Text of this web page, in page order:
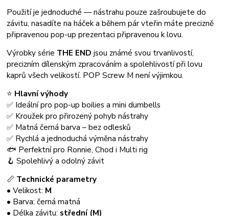
Použití je jednoduché — nástrahu pouze zašroubujete do
závitu, nasadíte na háček a během pár vteřin máte precizně
připravenou pop-up prezentaci připravenou k lovu.
Výrobky série THE END jsou známé svou trvanlivostí,
precizním dílenským zpracováním a spolehlivostí při lovu
kaprů všech velikostí. POP Screw M není výjimkou.
⭐ Hlavní výhody
✅ Ideální pro pop-up boilies a mini dumbells
✅ Kroužek pro přirozený pohyb nástrahy
✅ Matná černá barva – bez odlesků
✅ Rychlá a jednoduchá výměna nástrahy
🐟 Perfektní pro Ronnie, Chod i Multi rig
🪝 Spolehlivý a odolný závit
📏 Technické parametry
• Velikost: M
• Barva: černá matná
• Délka závitu: střední (M)